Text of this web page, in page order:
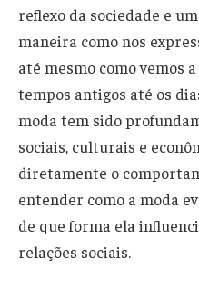
reflexo da sociedade e
maneira como nos
até mesmo como vemos
tempos antigos até os
moda tem sido
sociais, culturais e
diretamente o
entender como a moda
de que forma ela
relações sociais.